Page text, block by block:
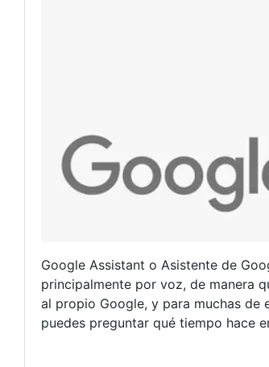
Google Assistant o Asistente de
principalmente por voz, de manera
al propio Google, y para muchas de
puedes preguntar qué tiempo hace